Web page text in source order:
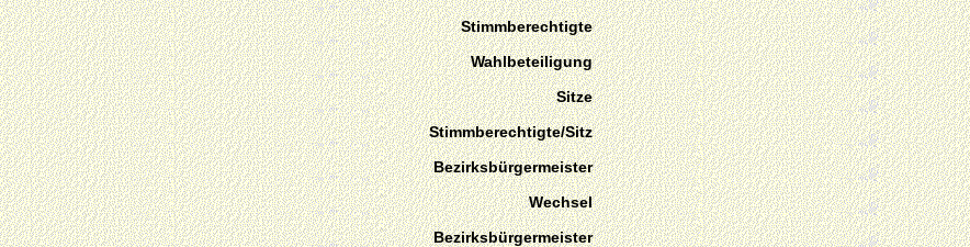
Stimmberechtigte
Wahlbeteiligung
Sitze
Stimmberechtigte/Sitz
Bezirksbürgermeister
Wechsel
Bezirksbürgermeister